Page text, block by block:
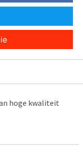
hoge kwaliteit